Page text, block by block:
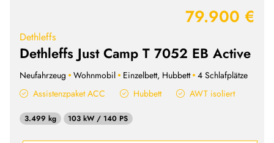
Dethleffs
Dethleffs Just Camp T 7052 EB Active
Neufahrzeug Wohnmobil Einzelbett, Hubbett 4 Schlafplätze
79.900 €
Assistenzpaket ACC Hubbett AWT isoliert
3.499 kg 103 kW / 140 PS